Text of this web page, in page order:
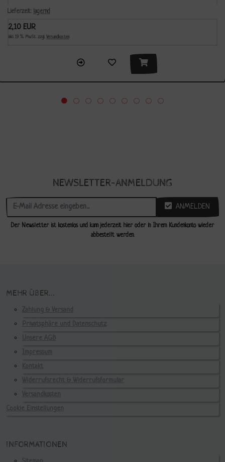
Lieferzeit: lagernd
2,10 EUR
inkl. 19 % MwSt. zzgl. Versandkosten
NEWSLETTER-ANMELDUNG
ANMELDEN
Der Newsletter ist kostenlos und kann jederzeit hier oder in Ihrem Kundenkonto wieder
abbestellt werden.
MEHR ÜBER...
Zahlung & Versand
Privatsphäre und Datenschutz
Unsere AGB
Impressum
Kontakt
Widerrufsrecht & Widerrufsformular
Versandkosten
Cookie Einstellungen
INFORMATIONEN